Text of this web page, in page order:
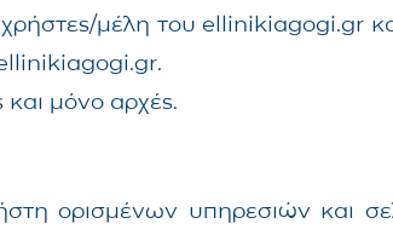
μέλη του ellinikiagogi.gr
και μόνο αρχές.
ορισμένων υπηρεσιών και